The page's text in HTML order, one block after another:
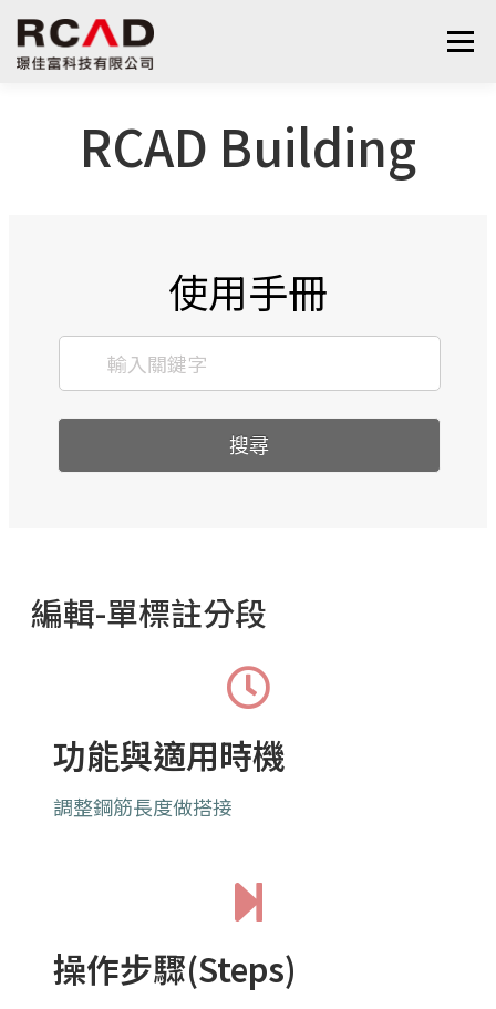
選單
算量服務
RCAD Building
使用手冊
搜尋
編輯-單標註分段
功能與適用時機
調整鋼筋長度做搭接
操作步驟(Steps)